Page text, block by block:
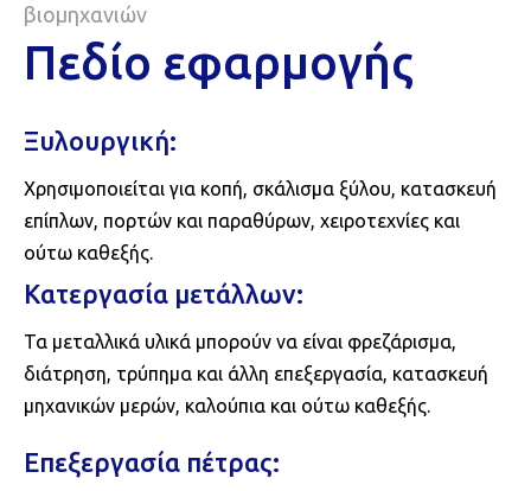
βιομηχανιών
Πεδίο εφαρμογής
Ξυλουργική:
Χρησιμοποιείται για κοπή, σκάλισμα ξύλου, κατασκευή
επίπλων, πορτών και παραθύρων, χειροτεχνίες και
ούτω καθεξής.
Κατεργασία μετάλλων:
Τα μεταλλικά υλικά μπορούν να είναι φρεζάρισμα,
διάτρηση, τρύπημα και άλλη επεξεργασία, κατασκευή
μηχανικών μερών, καλούπια και ούτω καθεξής.
Επεξεργασία πέτρας: